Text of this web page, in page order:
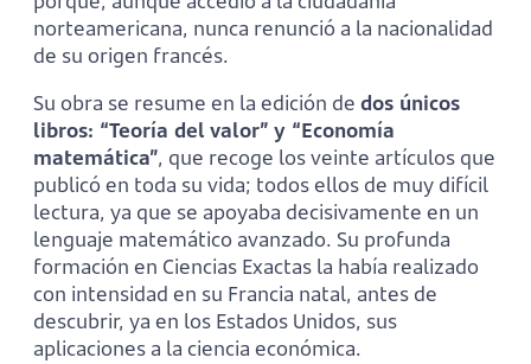
norteamericana, nunca renunció a la nacionalidad
de su origen francés.
Su obra se resume en la edición de dos únicos
libros: “Teoría del valor” y “Economía
matemática”, que recoge los veinte artículos que
publicó en toda su vida; todos ellos de muy difícil
lectura, ya que se apoyaba decisivamente en un
lenguaje matemático avanzado. Su profunda
formación en Ciencias Exactas la había realizado
con intensidad en su Francia natal, antes de
descubrir, ya en los Estados Unidos, sus
aplicaciones a la ciencia económica.